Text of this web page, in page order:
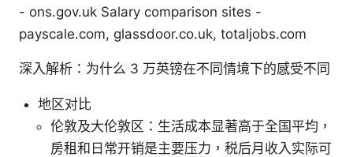
- ons.gov.uk Salary comparison sites -
payscale.com, glassdoor.co.uk, totaljobs.com
深入解析：为什么 3 万英镑在不同情境下的感受不同
地区对比
伦敦及大伦敦区：生活成本显著高于全国平均，
房租和日常开销是主要压力，税后月收入实际可